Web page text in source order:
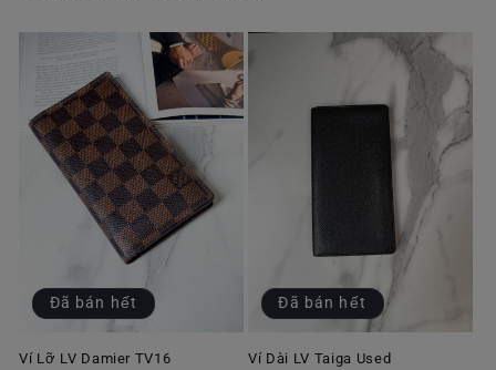
Đã bán hết
Ví Lỡ LV Damier TV16
Đã bán hết
Ví Dài LV Taiga Used